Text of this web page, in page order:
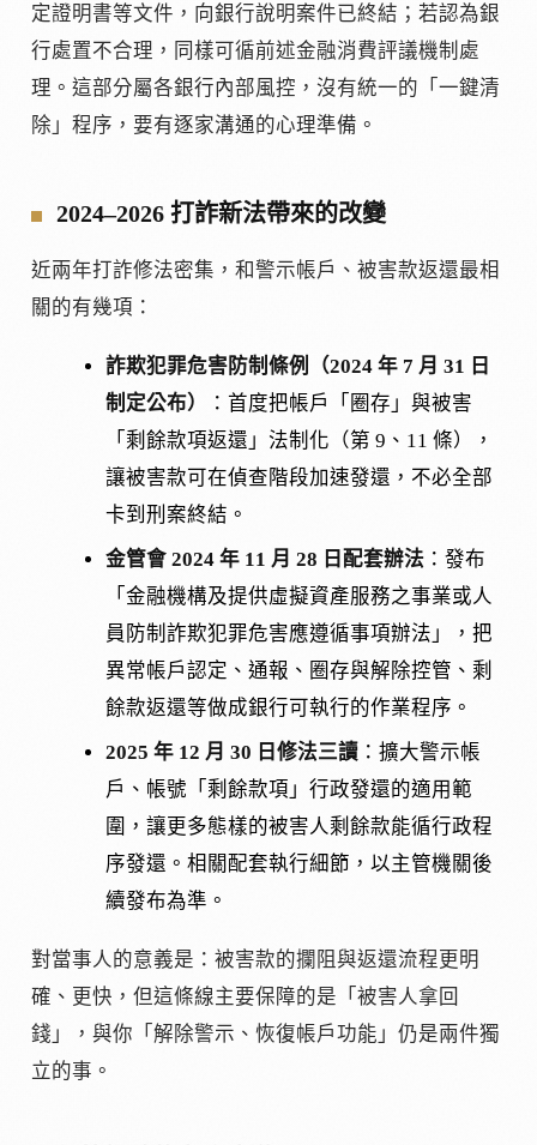
定證明書等文件，向銀行說明案件已終結；若認為銀
行處置不合理，同樣可循前述金融消費評議機制處
理。這部分屬各銀行內部風控，沒有統一的「一鍵清
除」程序，要有逐家溝通的心理準備。
2024–2026 打詐新法帶來的改變
近兩年打詐修法密集，和警示帳戶、被害款返還最相
關的有幾項：
詐欺犯罪危害防制條例（2024 年 7 月 31 日
制定公布）
：首度把帳戶「圈存」與被害
「剩餘款項返還」法制化（第 9、11 條），
讓被害款可在偵查階段加速發還，不必全部
卡到刑案終結。
金管會 2024 年 11 月 28 日配套辦法 ：發布
「金融機構及提供虛擬資產服務之事業或人
員防制詐欺犯罪危害應遵循事項辦法」，把
異常帳戶認定、通報、圈存與解除控管、剩
餘款返還等做成銀行可執行的作業程序。
2025 年 12 月 30 日修法三讀 ：擴大警示帳
戶、帳號「剩餘款項」行政發還的適用範
圍，讓更多態樣的被害人剩餘款能循行政程
序發還。相關配套執行細節，以主管機關後
續發布為準。
對當事人的意義是：被害款的攔阻與返還流程更明
確、更快，但這條線主要保障的是「被害人拿回
錢」，與你「解除警示、恢復帳戶功能」仍是兩件獨
立的事。